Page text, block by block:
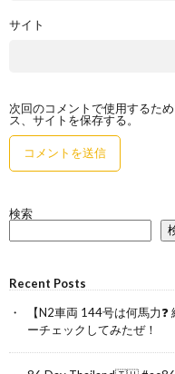
サイト
次回のコメントで使用するた
ス、サイトを保存する。
検索
Recent Posts
【N2車両 144号は何馬力
ーチェックしてみたぜ！